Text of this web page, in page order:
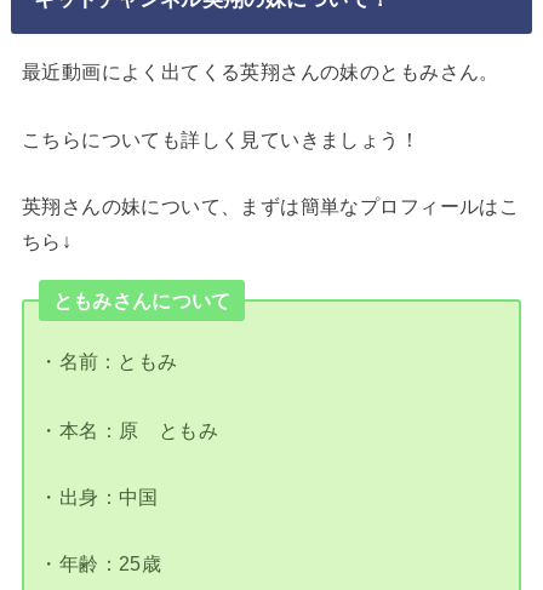
最近動画によく出てくる英翔さんの妹のともみさん。
こちらについても詳しく見ていきましょう！
英翔さんの妹について、まずは簡単なプロフィールはこ
ちら↓
ともみさんについて
・名前：ともみ
・本名：原 ともみ
・出身：中国
・年齢：25歳